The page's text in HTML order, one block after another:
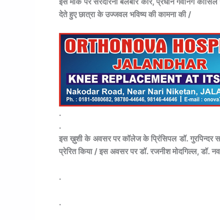
देते हुए छात्रा के उज्जवल भविष्य की कामना की /
.
.
इस ख़ुशी के अवसर पर कॉलेज के प्रिंसिपल डॉ. गुरपिन्दर
प्रेरित किया / इस अवसर पर डॉ. रजनीश मोदगिल्ल, डॉ.
.
.